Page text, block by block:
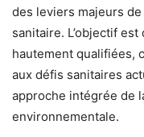
des leviers majeurs
sanitaire. L’objectif
hautement qualifiées,
aux défis sanitaires
approche intégrée de
environnementale.